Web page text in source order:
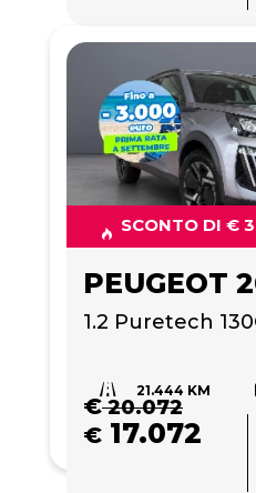
SCONTO DI €
PEUGEOT
1.2 Puretech
21.444 KM
€20.072
€ 17.072